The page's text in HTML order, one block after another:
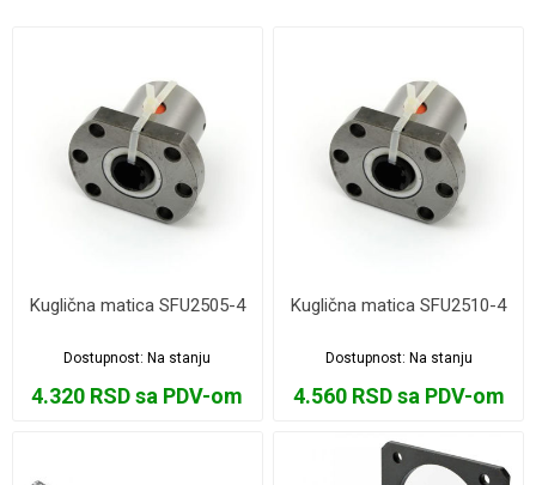
Kuglična matica SFU2505-4
Dostupnost:Na stanju
4.320 RSD sa PDV-om
Kuglična matica SFU2510-4
Dostupnost: Na stanju
4.560 RSD sa PDV-om